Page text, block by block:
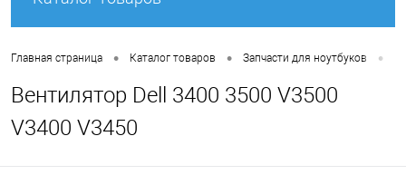
Главная страница • Каталог товаров • Запчасти для ноутбуков •
Вентилятор Dell 3400 3500 V3500
V3400 V3450